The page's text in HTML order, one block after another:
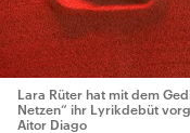
Lara Rüter hat mit dem
Netzen“ ihr Lyrikdebüt
Aitor Diago